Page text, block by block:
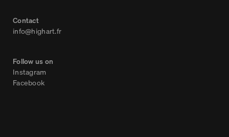
Contact
info@highart.fr
Follow us on
Instagram
Facebook